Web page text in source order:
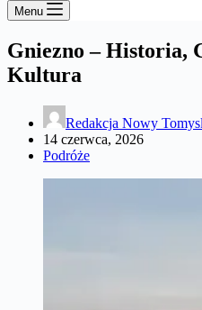
Menu
Gniezno – Historia,
Kultura
Redakcja Nowy Tomysl
14 czerwca, 2026
Podróże